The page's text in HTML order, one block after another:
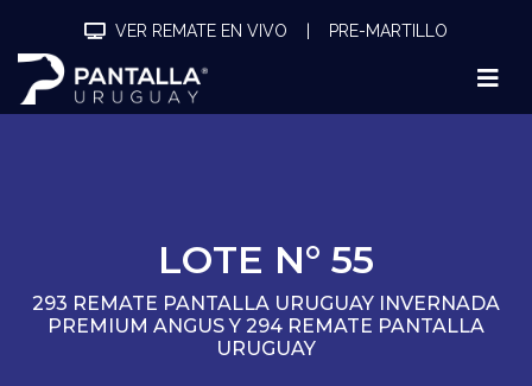
VER REMATE EN VIVO PRE-MARTILLO
LOTE N° 55
293 REMATE PANTALLA URUGUAY INVERNADA
PREMIUM ANGUS Y 294 REMATE PANTALLA
URUGUAY